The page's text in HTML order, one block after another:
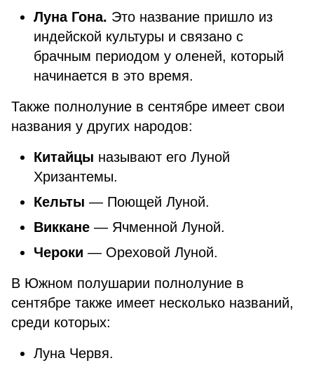
Луна Гона. Это название пришло из
индейской культуры и связано с
брачным периодом у оленей, который
начинается в это время.
Также полнолуние в сентябре имеет свои
названия у других народов:
Китайцы называют его Луной
Хризантемы.
Кельты — Поющей Луной.
Виккане — Ячменной Луной.
Чероки — Ореховой Луной.
В Южном полушарии полнолуние в
сентябре также имеет несколько названий,
среди которых:
Луна Червя.